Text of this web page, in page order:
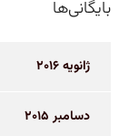
بایگانی‌ها
ژانویه 2016
دسامبر 2015